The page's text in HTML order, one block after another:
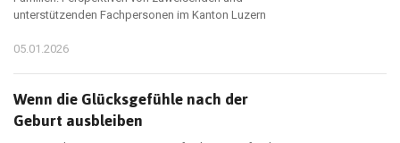
unterstützenden Fachpersonen im Kanton Luzern
05.01.2026
Wenn die Glücksgefühle nach der
Geburt ausbleiben